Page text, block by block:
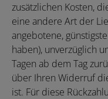
zusätzlichen Kosten,
eine andere Art der
angebotene,
haben), unverzüglich
Tagen ab dem Tag
über Ihren Widerruf
ist. Für diese